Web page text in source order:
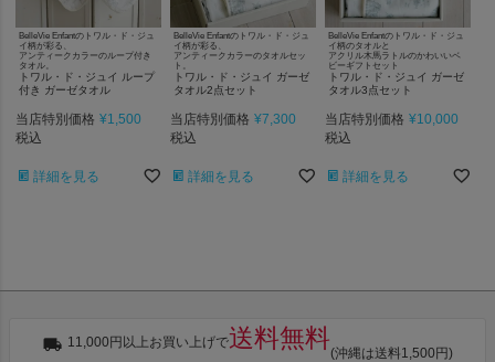
BelleVie Enfantのトワル・ド・ジュ
イ柄が彩る、
アンティークカラーのループ付き
タオル。
トワル・ド・ジュイ ループ
付き ガーゼタオル
当店特別価格 ¥1,500
税込
詳細を見る
BelleVie Enfantのトワル・ド・ジュ
イ柄が彩る、
アンティークカラーのタオルセッ
ト。
トワル・ド・ジュイ ガーゼ
タオル2点セット
当店特別価格 ¥7,300
税込
詳細を見る
BelleVie Enfantのトワル・ド・ジュ
イ柄のタオルと
アクリル木馬ラトルのかわいいベ
ビーギフトセット
トワル・ド・ジュイ ガーゼ
タオル3点セット
当店特別価格 ¥10,000
税込
詳細を見る
11,000円以上お買い上げで送料無料
(沖縄は送料1,500円)